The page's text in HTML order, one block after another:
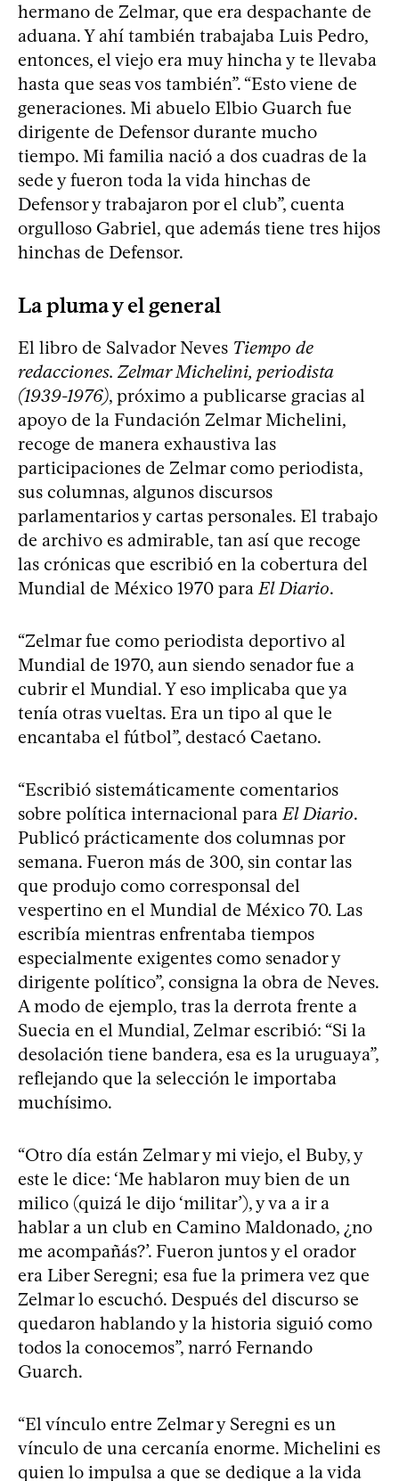
hermano de Zelmar, que era despachante de
aduana. Y ahí también trabajaba Luis Pedro,
entonces, el viejo era muy hincha y te llevaba
hasta que seas vos también”. “Esto viene de
generaciones. Mi abuelo Elbio Guarch fue
dirigente de Defensor durante mucho
tiempo. Mi familia nació a dos cuadras de la
sede y fueron toda la vida hinchas de
Defensor y trabajaron por el club”, cuenta
orgulloso Gabriel, que además tiene tres hijos
hinchas de Defensor.
La pluma y el general
El libro de Salvador Neves Tiempo de
redacciones. Zelmar Michelini, periodista
(1939-1976), próximo a publicarse gracias al
apoyo de la Fundación Zelmar Michelini,
recoge de manera exhaustiva las
participaciones de Zelmar como periodista,
sus columnas, algunos discursos
parlamentarios y cartas personales. El trabajo
de archivo es admirable, tan así que recoge
las crónicas que escribió en la cobertura del
Mundial de México 1970 para El Diario.
“Zelmar fue como periodista deportivo al
Mundial de 1970, aun siendo senador fue a
cubrir el Mundial. Y eso implicaba que ya
tenía otras vueltas. Era un tipo al que le
encantaba el fútbol”, destacó Caetano.
“Escribió sistemáticamente comentarios
sobre política internacional para El Diario.
Publicó prácticamente dos columnas por
semana. Fueron más de 300, sin contar las
que produjo como corresponsal del
vespertino en el Mundial de México 70. Las
escribía mientras enfrentaba tiempos
especialmente exigentes como senador y
dirigente político”, consigna la obra de Neves.
A modo de ejemplo, tras la derrota frente a
Suecia en el Mundial, Zelmar escribió: “Si la
desolación tiene bandera, esa es la uruguaya”,
reflejando que la selección le importaba
muchísimo.
“Otro día están Zelmar y mi viejo, el Buby, y
este le dice: ‘Me hablaron muy bien de un
milico (quizá le dijo ‘militar’), y va a ir a
hablar a un club en Camino Maldonado, ¿no
me acompañás?’. Fueron juntos y el orador
era Liber Seregni; esa fue la primera vez que
Zelmar lo escuchó. Después del discurso se
quedaron hablando y la historia siguió como
todos la conocemos”, narró Fernando
Guarch.
“El vínculo entre Zelmar y Seregni es un
vínculo de una cercanía enorme. Michelini es
quien lo impulsa a que se dedique a la vida